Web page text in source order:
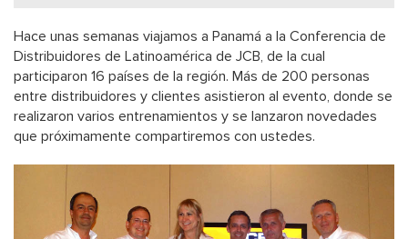
Hace unas semanas viajamos a Panamá a la Conferencia de
Distribuidores de Latinoamérica de JCB, de la cual
participaron 16 países de la región. Más de 200 personas
entre distribuidores y clientes asistieron al evento, donde se
realizaron varios entrenamientos y se lanzaron novedades
que próximamente compartiremos con ustedes.